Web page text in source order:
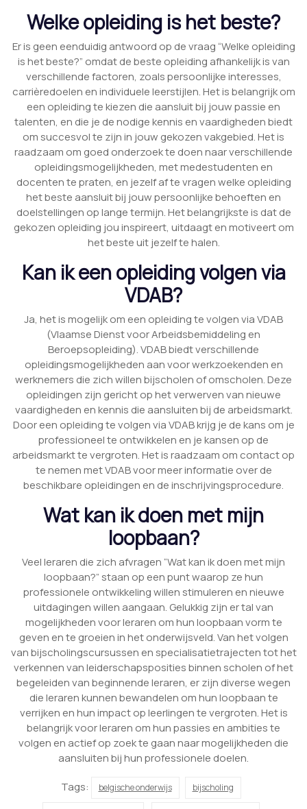
Welke opleiding is het beste?
Er is geen eenduidig antwoord op de vraag “Welke opleiding
is het beste?” omdat de beste opleiding afhankelijk is van
verschillende factoren, zoals persoonlijke interesses,
carrièredoelen en individuele leerstijlen. Het is belangrijk om
een opleiding te kiezen die aansluit bij jouw passie en
talenten, en die je de nodige kennis en vaardigheden biedt
om succesvol te zijn in jouw gekozen vakgebied. Het is
raadzaam om goed onderzoek te doen naar verschillende
opleidingsmogelijkheden, met medestudenten en
docenten te praten, en jezelf af te vragen welke opleiding
het beste aansluit bij jouw persoonlijke behoeften en
doelstellingen op lange termijn. Het belangrijkste is dat de
gekozen opleiding jou inspireert, uitdaagt en motiveert om
het beste uit jezelf te halen.
Kan ik een opleiding volgen via
VDAB?
Ja, het is mogelijk om een opleiding te volgen via VDAB
(Vlaamse Dienst voor Arbeidsbemiddeling en
Beroepsopleiding). VDAB biedt verschillende
opleidingsmogelijkheden aan voor werkzoekenden en
werknemers die zich willen bijscholen of omscholen. Deze
opleidingen zijn gericht op het verwerven van nieuwe
vaardigheden en kennis die aansluiten bij de arbeidsmarkt.
Door een opleiding te volgen via VDAB krijg je de kans om je
professioneel te ontwikkelen en je kansen op de
arbeidsmarkt te vergroten. Het is raadzaam om contact op
te nemen met VDAB voor meer informatie over de
beschikbare opleidingen en de inschrijvingsprocedure.
Wat kan ik doen met mijn
loopbaan?
Veel leraren die zich afvragen “Wat kan ik doen met mijn
loopbaan?” staan op een punt waarop ze hun
professionele ontwikkeling willen stimuleren en nieuwe
uitdagingen willen aangaan. Gelukkig zijn er tal van
mogelijkheden voor leraren om hun loopbaan vorm te
geven en te groeien in het onderwijsveld. Van het volgen
van bijscholingscursussen en specialisatietrajecten tot het
verkennen van leiderschapsposities binnen scholen of het
begeleiden van beginnende leraren, er zijn diverse wegen
die leraren kunnen bewandelen om hun loopbaan te
verrijken en hun impact op leerlingen te vergroten. Het is
belangrijk voor leraren om hun passies en ambities te
volgen en actief op zoek te gaan naar mogelijkheden die
aansluiten bij hun professionele doelen.
Tags:
belgische onderwijs bijscholing